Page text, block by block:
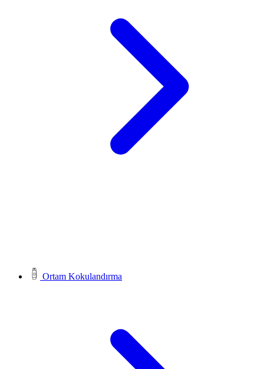
Ortam Kokulandırma